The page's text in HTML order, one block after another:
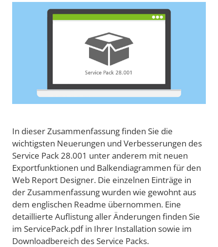
In dieser Zusammenfassung finden Sie die
wichtigsten Neuerungen und Verbesserungen des
Service Pack 28.001 unter anderem mit neuen
Exportfunktionen und Balkendiagrammen für den
Web Report Designer. Die einzelnen Einträge in
der Zusammenfassung wurden wie gewohnt aus
dem englischen Readme übernommen. Eine
detaillierte Auflistung aller Änderungen finden Sie
im ServicePack.pdf in Ihrer Installation sowie im
Downloadbereich des Service Packs.